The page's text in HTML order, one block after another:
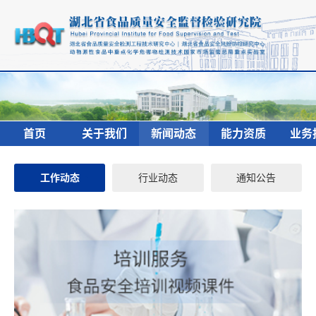
首页 关于我们 新闻动态 能力资质 业务
工作动态 行业动态 通知公告